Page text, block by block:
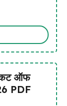
कट ऑफ
PDF